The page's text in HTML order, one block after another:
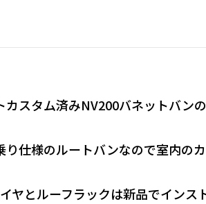
カスタム済みNV200バネットバン
り仕様のルートバンなので室内の
ヤとルーフラックは新品でインス